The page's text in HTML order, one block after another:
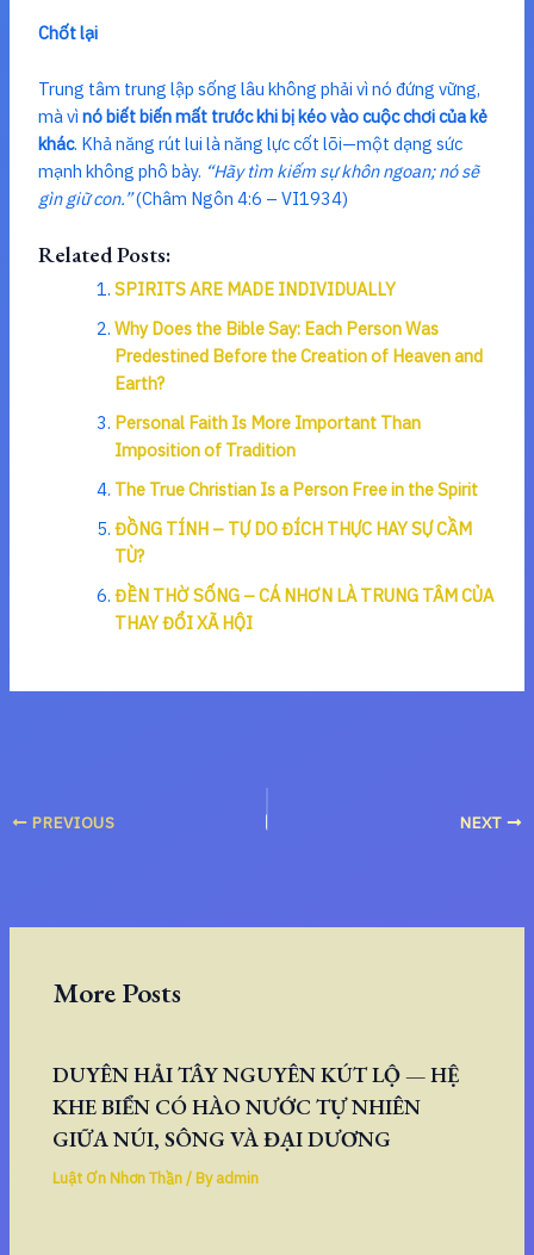
Chốt lại
Trung tâm trung lập sống lâu không phải vì nó đứng vững,
mà vì nó biết biến mất trước khi bị kéo vào cuộc chơi của kẻ
khác. Khả năng rút lui là năng lực cốt lõi—một dạng sức
mạnh không phô bày. “Hãy tìm kiếm sự khôn ngoan; nó sẽ
gìn giữ con.”(Châm Ngôn 4:6 – VI1934)
Related Posts:
SPIRITS ARE MADE INDIVIDUALLY
Why Does the Bible Say: Each Person Was
Predestined Before the Creation of Heaven and
Earth?
Personal Faith Is More Important Than
Imposition of Tradition
The True Christian Is a Person Free in the Spirit
ĐỒNG TÍNH – TỰ DO ĐÍCH THỰC HAY SỰ CẦM
TÙ?
ĐỀN THỜ SỐNG – CÁ NHƠN LÀ TRUNG TÂM CỦA
THAY ĐỔI XÃ HỘI
PREVIOUS NEXT
More Posts
DUYÊN HẢI TÂY NGUYÊN KÚT LỘ — HỆ
KHE BIỂN CÓ HÀO NƯỚC TỰ NHIÊN
GIỮA NÚI, SÔNG VÀ ĐẠI DƯƠNG
Luật Ơn Nhơn Thần/ Byadmin